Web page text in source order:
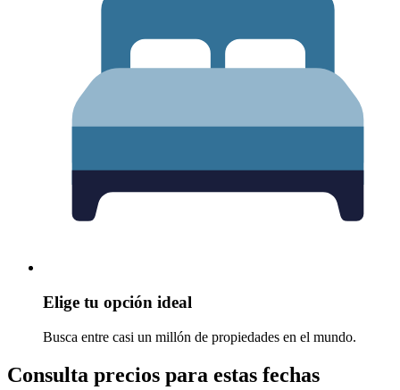
Elige tu opción ideal
Busca entre casi un millón de propiedades en el mundo.
Consulta precios para estas fechas